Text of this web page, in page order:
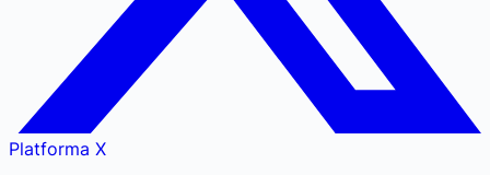
Platforma X